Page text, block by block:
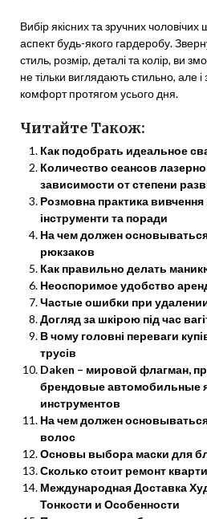
Вибір якісних та зручних
аспект будь-якого гардеробу.
стиль, розмір, деталі та колір, ви
не тільки виглядають стильно, але
комфорт протягом усього дня.
Читайте Також:
Как подобрать идеальное
Количество сеансов
зависимости от степени
Розмовна практика вивчення
інструменти та поради
На чем должен
рюкзаков
Как правильно делать
Неоспоримое удобство
Частые ошибки при
Догляд за шкірою під час
В чому головні переваги
трусів
Daken – мировой флагман,
брендовые автомобильные
инструментов
На чем должен
волос
Основы выбора маски для
Сколько стоит ремонт
Международная Доставка
Тонкости и Особенности